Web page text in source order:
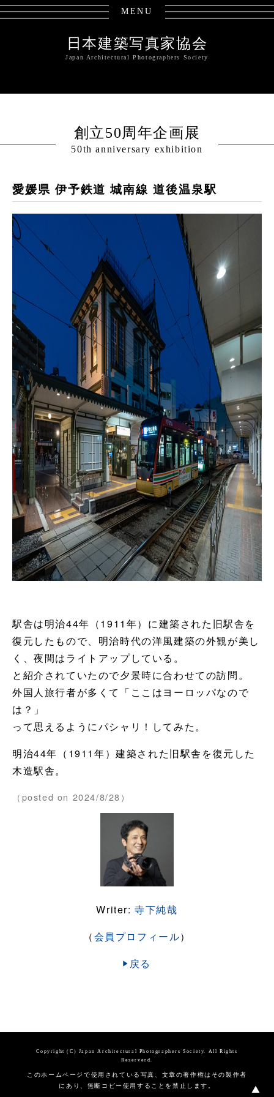
MENU
日本建築写真家協会
Japan Architectural Photographers Society
創立50周年企画展
50th anniversary exhibition
愛媛県 伊予鉄道 城南線 道後温泉駅
駅舎は明治44年（1911年）に建築された旧駅舎を
復元したもので、明治時代の洋風建築の外観が美し
く、夜間はライトアップしている。
と紹介されていたので夕景時に合わせての訪問。
外国人旅行者が多くて「ここはヨーロッパなので
は？」
って思えるようにパシャリ！してみた。
明治44年（1911年）建築された旧駅舎を復元した
木造駅舎。
（posted on 2024/8/28）
Writer:寺下純哉
（会員プロフィール）
戻る
Copyright (C) Japan Architectural Photographers Society. All Rights
Reserverd.
このホームページで使用されている写真、文章の著作権はその製作者
にあり、無断コピー使用することを禁止します。